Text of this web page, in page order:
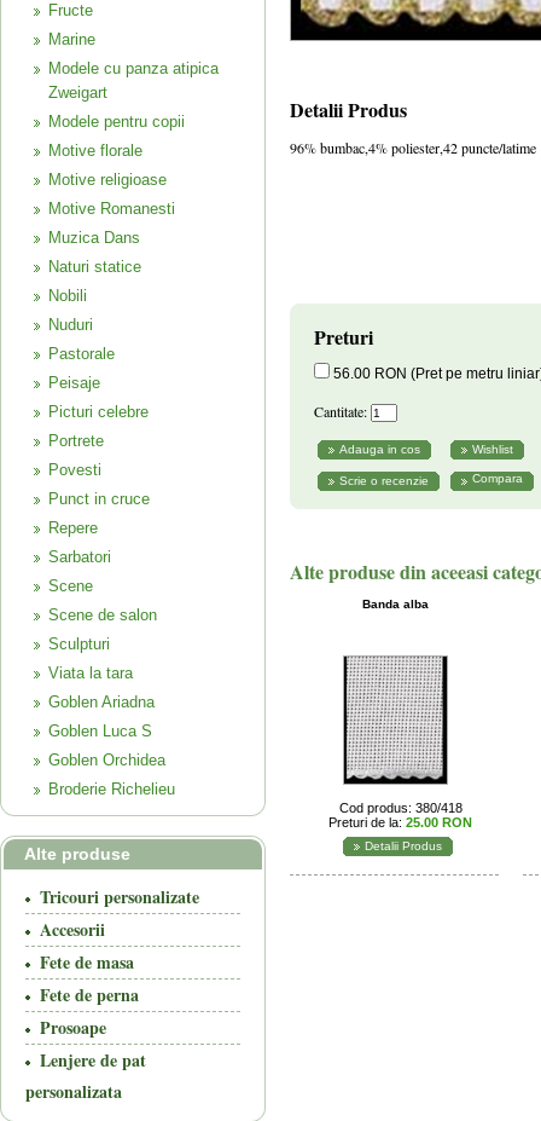
Fructe
Marine
Modele cu panza atipica
Zweigart
Modele pentru copii
Motive florale
Motive religioase
Motive Romanesti
Muzica Dans
Naturi statice
Nobili
Nuduri
Pastorale
Peisaje
Picturi celebre
Portrete
Povesti
Punct in cruce
Repere
Sarbatori
Scene
Scene de salon
Sculpturi
Viata la tara
Goblen Ariadna
Goblen Luca S
Goblen Orchidea
Broderie Richelieu
Alte produse
Tricouri personalizate
Accesorii
Fete de masa
Fete de perna
Prosoape
Lenjere de pat
personalizata
Detalii Produs
96% bumbac,4% poliester,42 puncte/latime
Preturi
56.00 RON (Pret pe metru
Cantitate:
Compara
Alte produse din aceeasi
Banda alba
Cod produs: 380/418
Preturi de la: 25.00 RON
Detalii Produs